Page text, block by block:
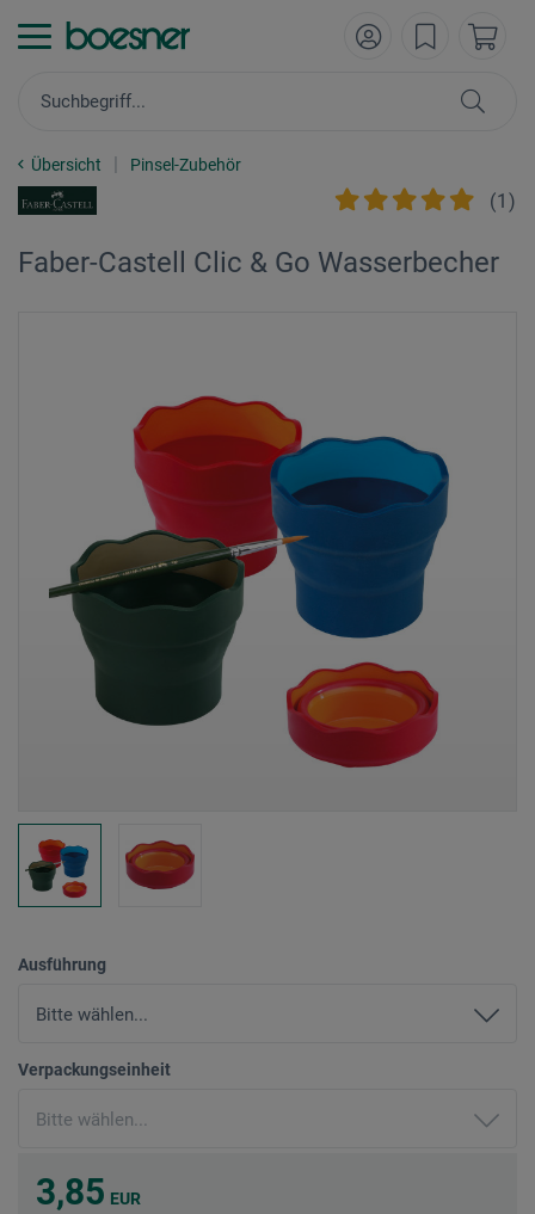
Übersicht Pinsel-Zubehör
(1 )
Faber-Castell Clic & Go Wasserbecher
Ausführung
Verpackungseinheit
3,85 EUR